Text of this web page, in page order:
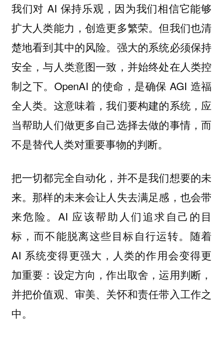
我们对 AI 保持乐观，因为我们相信它能够
扩大人类能力，创造更多繁荣。但我们也清
楚地看到其中的风险。强大的系统必须保持
安全，与人类意图一致，并始终处在人类控
制之下。OpenAI 的使命，是确保 AGI 造福
全人类。这意味着，我们要构建的系统，应
当帮助人们做更多自己选择去做的事情，而
不是替代人类对重要事物的判断。
把一切都完全自动化，并不是我们想要的未
来。那样的未来会让人失去满足感，也会带
来危险。AI 应该帮助人们追求自己的目
标，而不能脱离这些目标自行运转。随着
AI 系统变得更强大，人类的作用会变得更
加重要：设定方向，作出取舍，运用判断，
并把价值观、审美、关怀和责任带入工作之
中。